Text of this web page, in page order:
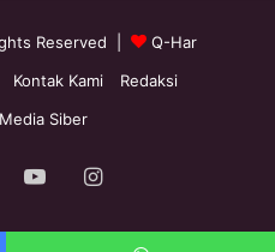
Reserved |
Q-Har
Kontak Kami
Redaksi
Siber
Twitter YouTubeInstagram